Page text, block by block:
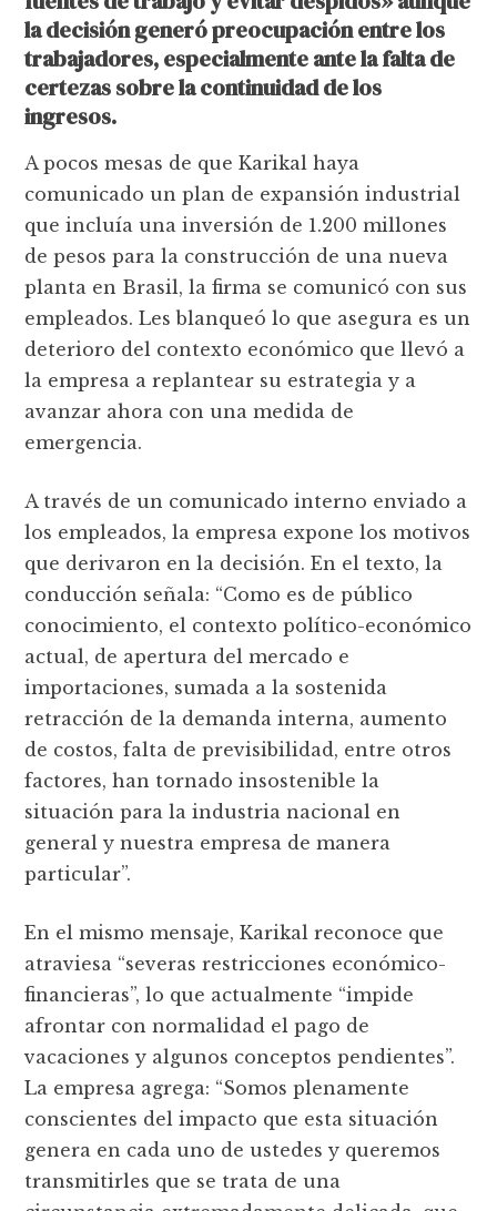
la decisión generó preocupación entre los
trabajadores, especialmente ante la falta de
certezas sobre la continuidad de los
ingresos.
A pocos mesas de que Karikal haya
comunicado un plan de expansión industrial
que incluía una inversión de 1.200 millones
de pesos para la construcción de una nueva
planta en Brasil, la firma se comunicó con sus
empleados. Les blanqueó lo que asegura es un
deterioro del contexto económico que llevó a
la empresa a replantear su estrategia y a
avanzar ahora con una medida de
emergencia.
A través de un comunicado interno enviado a
los empleados, la empresa expone los motivos
que derivaron en la decisión. En el texto, la
conducción señala: “Como es de público
conocimiento, el contexto político-económico
actual, de apertura del mercado e
importaciones, sumada a la sostenida
retracción de la demanda interna, aumento
de costos, falta de previsibilidad, entre otros
factores, han tornado insostenible la
situación para la industria nacional en
general y nuestra empresa de manera
particular”.
En el mismo mensaje, Karikal reconoce que
atraviesa “severas restricciones económico-
financieras”, lo que actualmente “impide
afrontar con normalidad el pago de
vacaciones y algunos conceptos pendientes”.
La empresa agrega: “Somos plenamente
conscientes del impacto que esta situación
genera en cada uno de ustedes y queremos
transmitirles que se trata de una